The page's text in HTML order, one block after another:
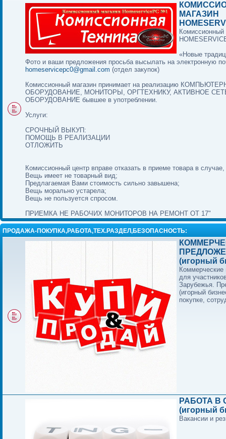
МАГАЗИН
Комиссионный
«Новые
Фото и ваши предложения просьба высылать на электронную
homeservicepc0@gmail.com (отдел закупок)
Комиссионный магазин принимает на реализацию
ОБОРУДОВАНИЕ, МОНИТОРЫ, ОРГТЕХНИКУ, АКТИВНОЕ
ОБОРУДОВАНИЕ бывшее в употреблении.
Услуги:
СРОЧНЫЙ ВЫКУП:
ПОМОЩЬ В РЕАЛИЗАЦИИ
ОТЛОЖИТЬ
Комиссионный центр вправе отказать в приеме товара в
Вещь имеет не товарный вид;
Предлагаемая Вами стоимость сильно завышена;
Вещь морально устарела;
Вещь не пользуется спросом.
ПРИЕМКА НЕ РАБОЧИХ МОНИТОРОВ НА РЕМОНТ ОТ 17"
ПРОДАЖА-ПОКУПКА,РАБОТА,ТЕХ.РАЗДЕЛ,БЕЗОПАСНОСТЬ:
(игорный
для
Зарубежья.
(игорный
покупке,
РАБОТА В
(игорный
Вакансии и